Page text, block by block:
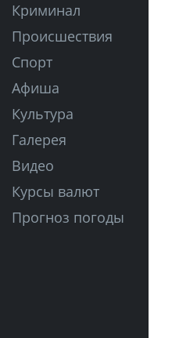
Криминал
Происшествия
Спорт
Афиша
Культура
Галерея
Видео
Курсы валют
Прогноз погоды